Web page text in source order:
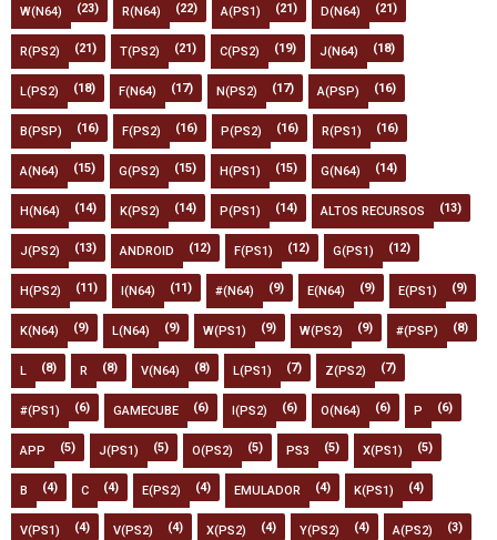
W(N64) (23) R(N64) (22) A(PS1) (21) D(N64) (21)
R(PS2) (21) T(PS2) (21) C(PS2) (19) J(N64) (18)
L(PS2) (18) F(N64) (17) N(PS2) (17) A(PSP) (16)
B(PSP) (16) F(PS2) (16) P(PS2) (16) R(PS1) (16)
A(N64) (15) G(PS2) (15) H(PS1) (15) G(N64) (14)
H(N64) (14) K(PS2) (14) P(PS1) (14) ALTOS RECURSOS (13)
J(PS2) (13) ANDROID (12) F(PS1) (12) G(PS1) (12)
H(PS2) (11) I(N64) (11) #(N64) (9) E(N64) (9) E(PS1) (9)
K(N64) (9) L(N64) (9) W(PS1) (9) W(PS2) (9) #(PSP) (8)
L (8) R (8) V(N64) (8) L(PS1) (7) Z(PS2) (7)
#(PS1) (6) GAMECUBE (6) I(PS2) (6) O(N64) (6) P (6)
APP (5) J(PS1) (5) O(PS2) (5) PS3 (5) X(PS1) (5)
B (4) C (4) E(PS2) (4) EMULADOR (4) K(PS1) (4)
V(PS1) (4) V(PS2) (4) X(PS2) (4) Y(PS2) (4) A(PS2) (3)